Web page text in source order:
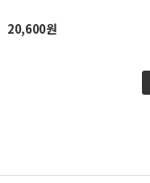
20,600원